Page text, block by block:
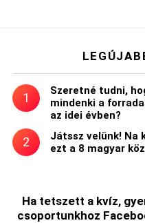
Szeretné tudni,
mindenki a
az idei évben?
Játssz velünk! Na
ezt a 8 magyar
Ha tetszett a kvíz,
csoportunkhoz